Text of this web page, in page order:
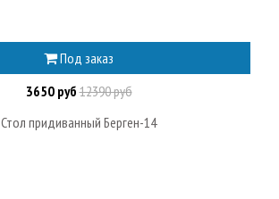
Под заказ
3650 руб12390 руб
Стол придиванный Берген-14